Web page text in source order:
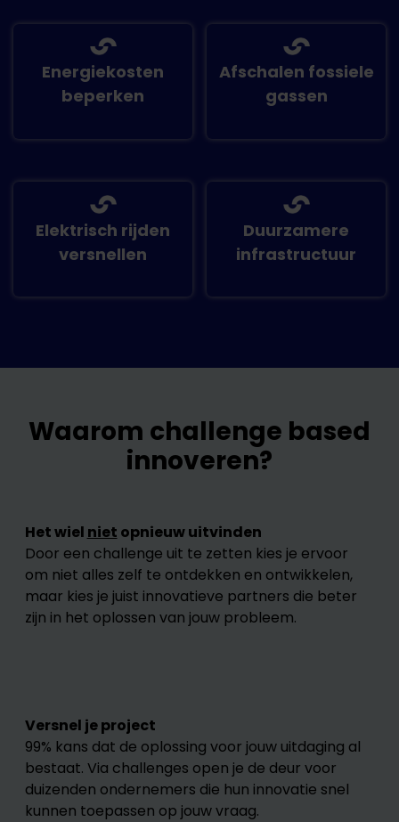
Energiekosten
beperken
Afschalen fossiele
gassen
Elektrisch rijden
versnellen
Duurzamere
infrastructuur
Waarom challenge based
innoveren?
Het wiel niet opnieuw uitvinden
Door een challenge uit te zetten kies je ervoor
om niet alles zelf te ontdekken en ontwikkelen,
maar kies je juist innovatieve partners die beter
zijn in het oplossen van jouw probleem.
Versnel je project
99% kans dat de oplossing voor jouw uitdaging al
bestaat. Via challenges open je de deur voor
duizenden ondernemers die hun innovatie snel
kunnen toepassen op jouw vraag.